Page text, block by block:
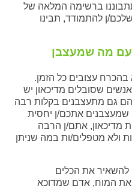
ברשימה המלאה של
ן להתמודד, תבינו
עם מה שמעצבן
עצובים כל הזמן.
שסובלים מדיכאון יש
הם גם מתעצבנים בקלות רבה
שמעצבנים אתכם/ן יחסית
מדיכאון, אתם/ן הרבה
ולא מטפלים/ות במה שניתן
להשאיר את הכלים
את המוח, אדם שמדוכא